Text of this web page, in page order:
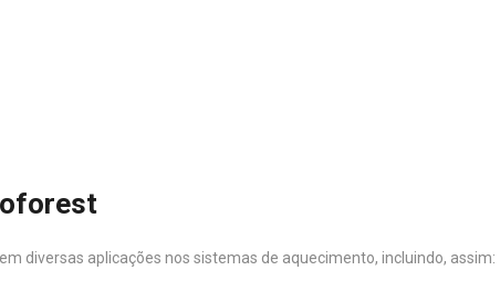
diversas aplicações nos sistemas de aquecimento, incluindo, assim: